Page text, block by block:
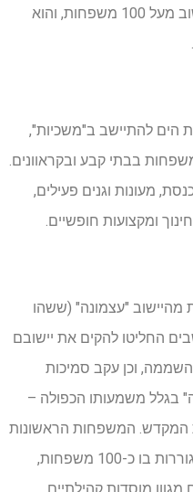
היישוב החדש. כיום מתגוררות ביישוב מעל 100 משפחות, והוא
הים להתיישב ב"משכיות",
שעה מתגוררות במקום כ-40 משפחות בבתי קבע ובקראוונים.
מעונות וגנים פעילים,
ומקצועות חופשיים.
ידי משפחות מהיישוב "עצמונה" (ששהו
החליטו להקים את יישובם
וכן עקב סמיכות
בגלל משמעותו הכפולה –
המקדש. המשפחות הראשונות
עברו לנווה במהלך 2010, וכיום מתגוררות בו כ-100 משפחות,
מגוון מוסדות קהילתיים